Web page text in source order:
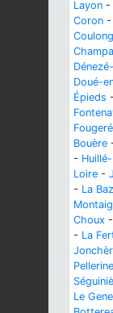
Layon -
Coron -
Doué-
Épieds -
Fougeré
Bouère
-
Loire -
- La
Choux -
- La
Pellerine
Le